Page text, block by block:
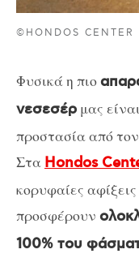
©HONDOS CENTER
Φυσικά η πιο
νεσεσέρ μας
προστασία από τον
Στα Hondos
κορυφαίες
προσφέρουν
100% του